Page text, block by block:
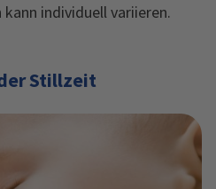
individuell variieren.
Stillzeit